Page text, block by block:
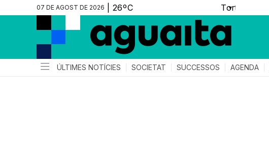
07 DE AGOST DE 2026 ▼
ÚLTIMES NOTÍCIES SOCIETAT SUCCESSOS AGENDA